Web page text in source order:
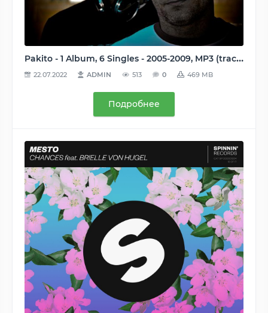
Pakito - 1 Album, 6 Singles - 2005-2009, MP3 (tracks), VBR kbps / 320 kbps
22.07.2022 ADMIN 513 0 469 MB
Подробнее